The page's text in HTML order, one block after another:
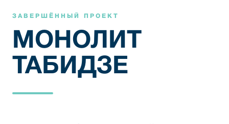
ЗАВЕРШЁННЫЙ ПРОЕКТ
МОНОЛИТ
ТАБИДЗЕ